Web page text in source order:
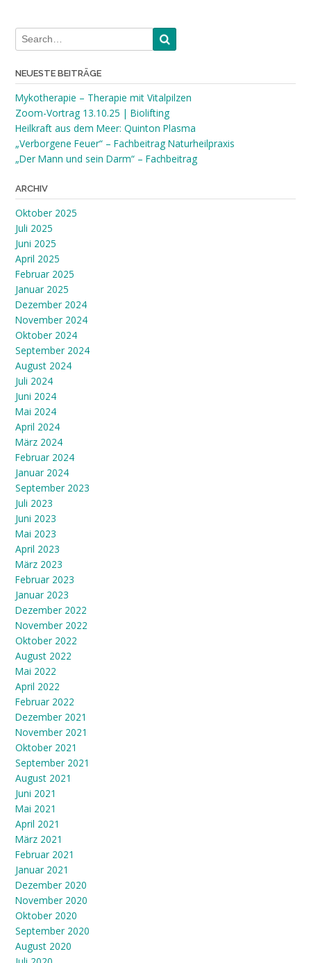
NEUESTE BEITRÄGE
Mykotherapie – Therapie mit Vitalpilzen
Zoom-Vortrag 13.10.25 | Biolifting
Heilkraft aus dem Meer: Quinton Plasma
„Verborgene Feuer“ – Fachbeitrag Naturheilpraxis
„Der Mann und sein Darm“ – Fachbeitrag
ARCHIV
Oktober 2025
Juli 2025
Juni 2025
April 2025
Februar 2025
Januar 2025
Dezember 2024
November 2024
Oktober 2024
September 2024
August 2024
Juli 2024
Juni 2024
Mai 2024
April 2024
März 2024
Februar 2024
Januar 2024
September 2023
Juli 2023
Juni 2023
Mai 2023
April 2023
März 2023
Februar 2023
Januar 2023
Dezember 2022
November 2022
Oktober 2022
August 2022
Mai 2022
April 2022
Februar 2022
Dezember 2021
November 2021
Oktober 2021
September 2021
August 2021
Juni 2021
Mai 2021
April 2021
März 2021
Februar 2021
Januar 2021
Dezember 2020
November 2020
Oktober 2020
September 2020
August 2020